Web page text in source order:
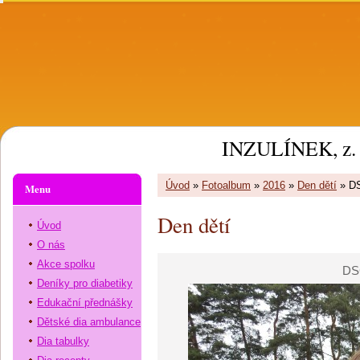
INZULÍNEK, z.
Úvod » Fotoalbum » 2016 » Den dětí »
Den dětí
Menu
Úvod
O nás
Akce spolku
Deníky pro diabetiky
Edukační přednášky
Dětské dia ambulance
Dia tabulky